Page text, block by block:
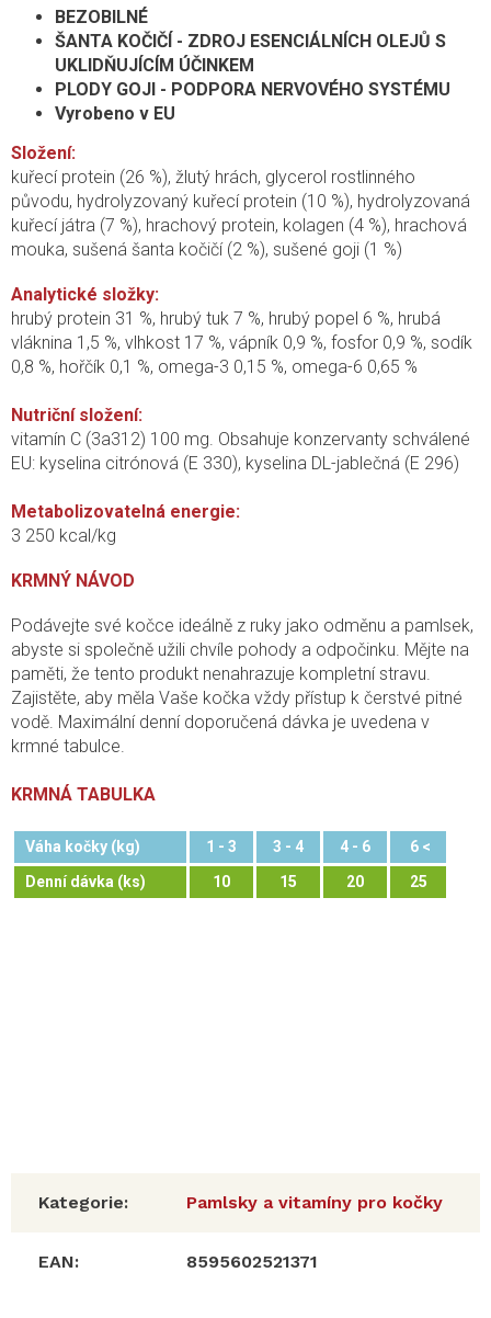
BEZOBILNÉ
ŠANTA KOČIČÍ - ZDROJ ESENCIÁLNÍCH OLEJŮ S
UKLIDŇUJÍCÍM ÚČINKEM
PLODY GOJI - PODPORA NERVOVÉHO SYSTÉMU
Vyrobeno v EU
Složení:
kuřecí protein (26 %), žlutý hrách, glycerol rostlinného
původu, hydrolyzovaný kuřecí protein (10 %), hydrolyzovaná
kuřecí játra (7 %), hrachový protein, kolagen (4 %), hrachová
mouka, sušená šanta kočičí (2 %), sušené goji (1 %)
Analytické složky:
hrubý protein 31 %, hrubý tuk 7 %, hrubý popel 6 %, hrubá
vláknina 1,5 %, vlhkost 17 %, vápník 0,9 %, fosfor 0,9 %, sodík
0,8 %, hořčík 0,1 %, omega-3 0,15 %, omega-6 0,65 %
Nutriční složení:
vitamín C (3a312) 100 mg. Obsahuje konzervanty schválené
EU: kyselina citrónová (E 330), kyselina DL-jablečná (E 296)
Metabolizovatelná energie:
3 250 kcal/kg
KRMNÝ NÁVOD
Podávejte své kočce ideálně z ruky jako odměnu a pamlsek,
abyste si společně užili chvíle pohody a odpočinku. Mějte na
paměti, že tento produkt nenahrazuje kompletní stravu.
Zajistěte, aby měla Vaše kočka vždy přístup k čerstvé pitné
vodě. Maximální denní doporučená dávka je uvedena v
krmné tabulce.
KRMNÁ TABULKA
Váha kočky (kg) 1 - 3 3 - 4 4 - 6
6 <
Denní dávka (ks)
10 15 20 25
Kategorie: Pamlsky a vitamíny pro kočky
EAN: 8595602521371